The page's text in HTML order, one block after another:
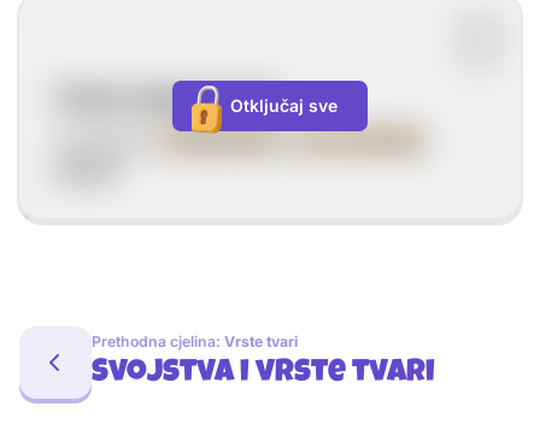
Vrste smjesa tvari
HOMOGENE
Otključaj sve
Prethodna cjelina: Vrste tvari
Svojstva i vrste tvari